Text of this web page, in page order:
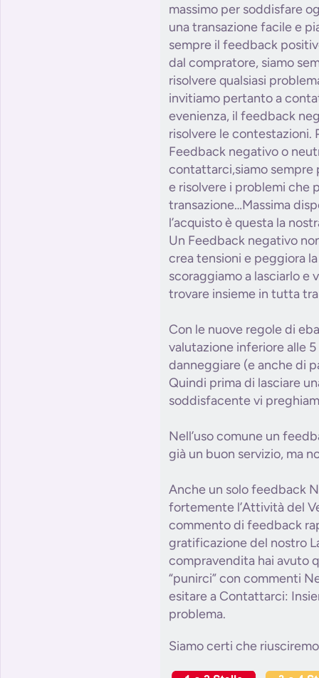
massimo per soddisfare
una transazione facile e
sempre il feedback
dal compratore, siamo
risolvere qualsiasi
invitiamo pertanto a
evenienza, il feedback
risolvere le contestazioni.
Feedback negativo o
contattarci,siamo sempre
e risolvere i problemi che
transazione…Massima
l’acquisto è questa la
Un Feedback negativo
crea tensioni e peggiora
scoraggiamo a lasciarlo e
trovare insieme in tutta
Con le nuove regole di
valutazione inferiore alle
danneggiare (e anche di
Quindi prima di lasciare
soddisfacente vi
Nell’uso comune un
già un buon servizio, ma
Anche un solo feedback
fortemente l’Attività del
commento di feedback
gratificazione del nostro
compravendita hai avuto
“punirci” con commenti
esitare a Contattarci:
problema.
Siamo certi che